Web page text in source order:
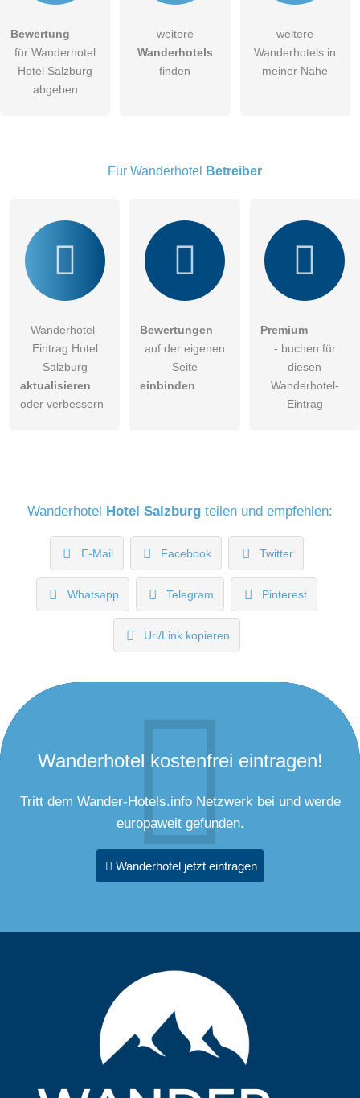
Hiermit akzeptiere ich dieAGB
DieDatenschutzerklärung habe ich zur Kenntnis genommen.
Besucher sichtbar.
Bewertung
für Wanderhotel
Hotel Salzburg
abgeben
weitere
Wanderhotels
finden
weitere
Wanderhotels in
meiner Nähe
Für Wanderhotel Betreiber
Wanderhotel-
Eintrag Hotel
Salzburg
aktualisieren
oder verbessern
Bewertungen
auf der eigenen
Seite
einbinden
Premium
- buchen für
diesen
Wanderhotel-
Eintrag
Wanderhotel Hotel Salzburg teilen und empfehlen:
E-Mail Facebook Twitter
Whatsapp Telegram Pinterest
Url/Link kopieren
Wanderhotel kostenfrei eintragen!
Tritt dem Wander-Hotels.info Netzwerk bei und werde
europaweit gefunden.
Wanderhotel jetzt eintragen